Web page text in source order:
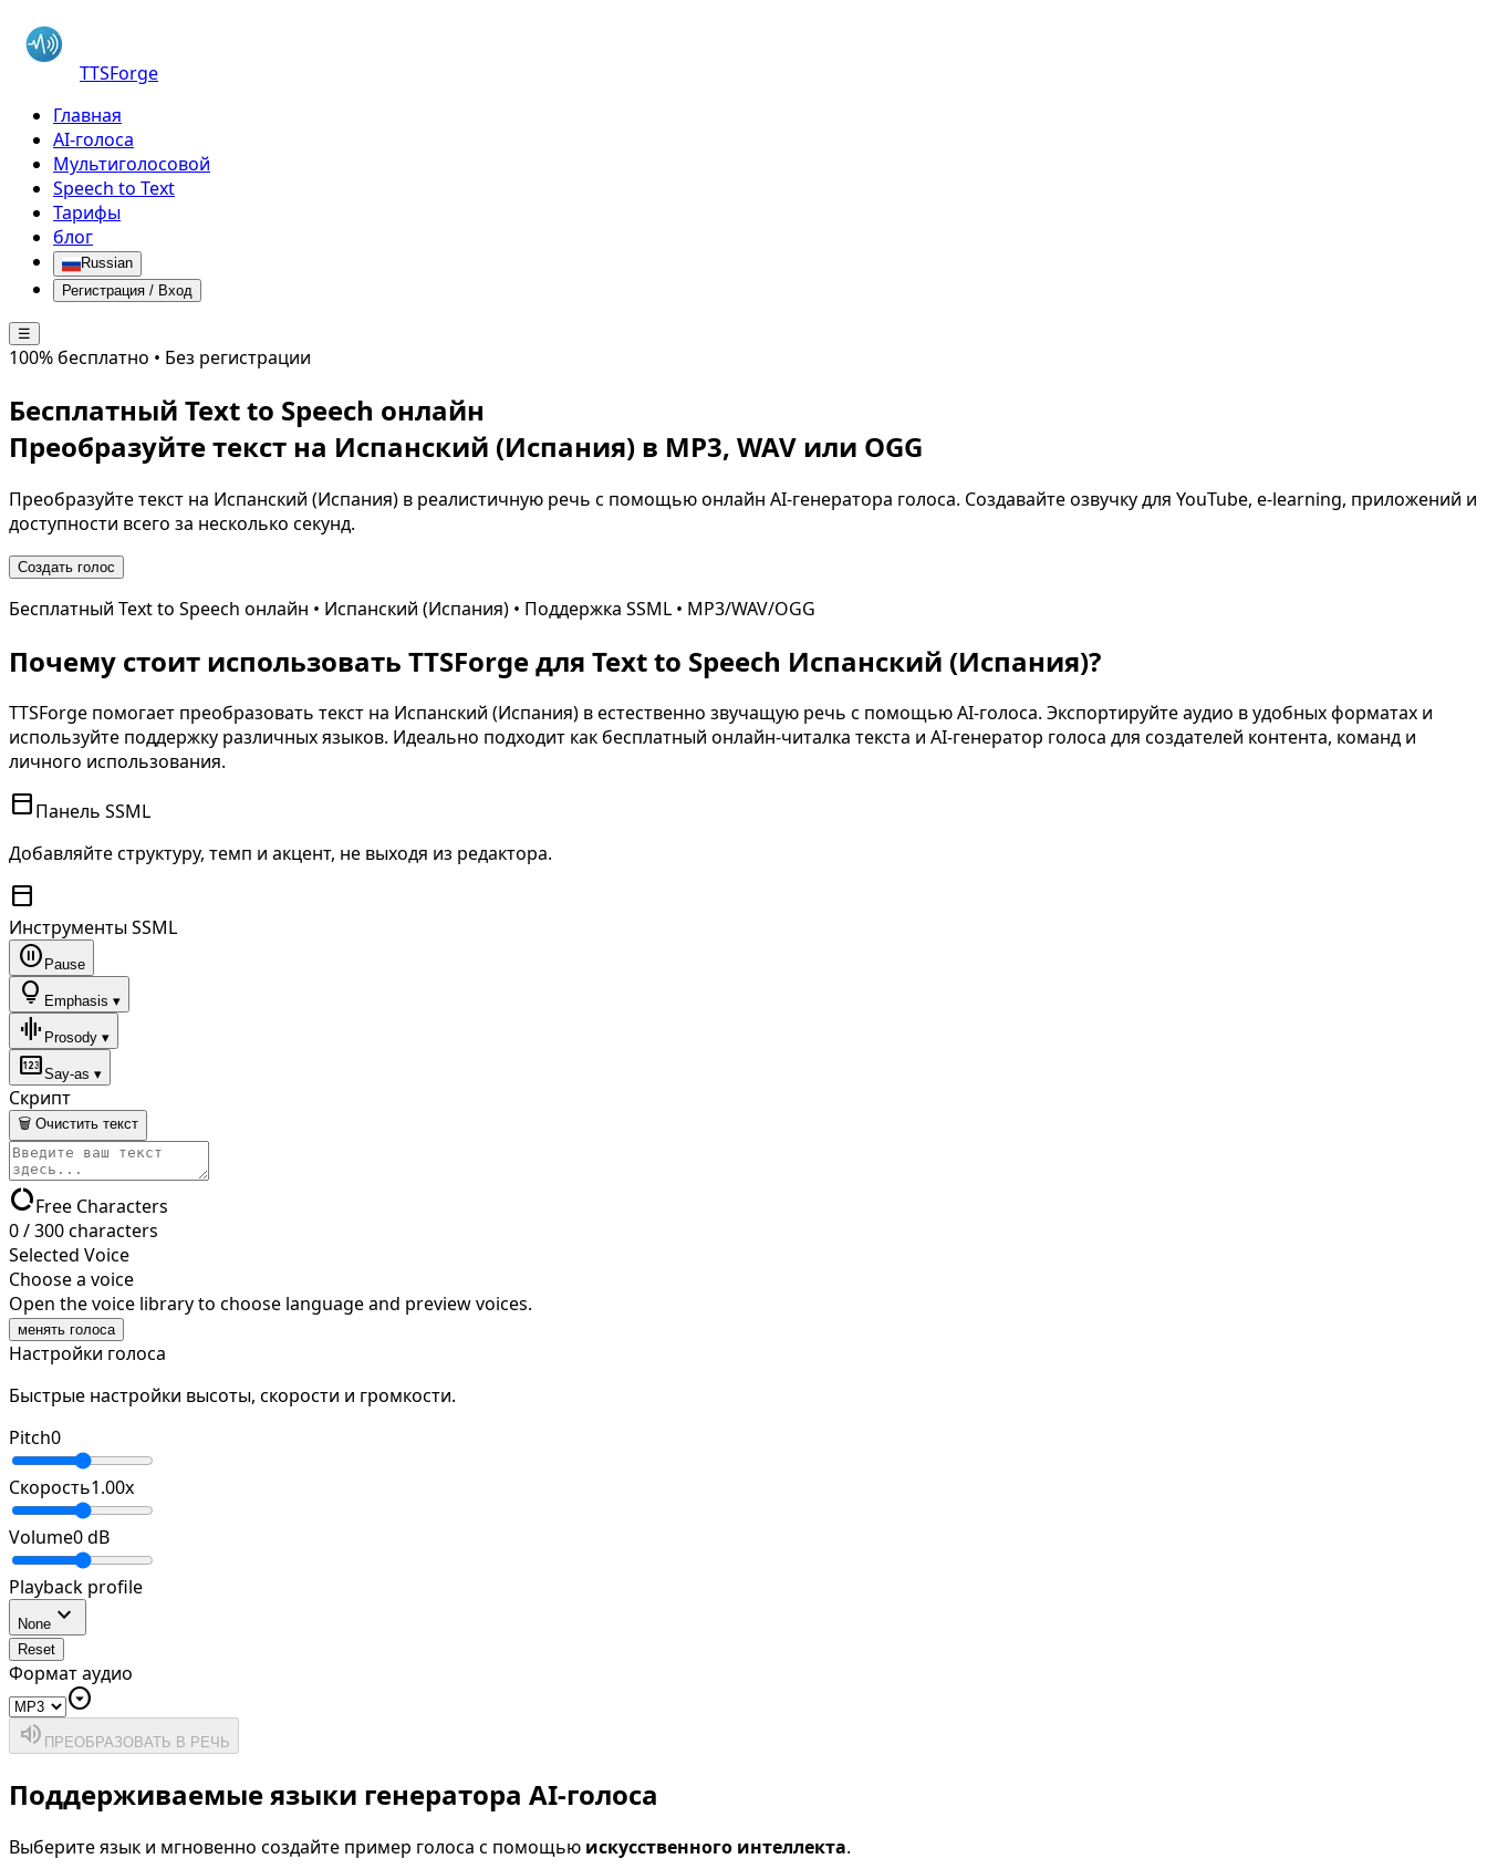
TTSForge
Главная
AI-голоса
Мультиголосовой
Speech to Text
Тарифы
блог
Russian
Регистрация / Вход
☰
100% бесплатно • Без регистрации
Бесплатный Text to Speech онлайн
Преобразуйте текст на Испанский (Испания) в MP3, WAV или OGG
Преобразуйте текст на Испанский (Испания) в реалистичную речь с помощью онлайн AI-генератора голоса. Создавайте озвучку для YouTube, e-learning, приложений и
доступности всего за несколько секунд.
Создать голос
Бесплатный Text to Speech онлайн • Испанский (Испания) • Поддержка SSML • MP3/WAV/OGG
Почему стоит использовать TTSForge для Text to Speech Испанский (Испания)?
TTSForge помогает преобразовать текст на Испанский (Испания) в естественно звучащую речь с помощью AI-голоса. Экспортируйте аудио в удобных форматах и
используйте поддержку различных языков. Идеально подходит как бесплатный онлайн-читалка текста и AI-генератор голоса для создателей контента, команд и
личного использования.
toolbarПанель SSML
Добавляйте структуру, темп и акцент, не выходя из редактора.
toolbar
Инструменты SSML
pause_circle Pause
lightbulb Emphasis ▾
graphic_eq Prosody ▾
pinSay-as ▾
Скрипт
🗑 Очистить текст
data_usageFree Characters
0/300characters
Selected Voice
Choose a voice
Open the voice library to choose language and preview voices.
менять голоса
Настройки голоса
Быстрые настройки высоты, скорости и громкости.
Pitch0
Скорость1.00x
Volume0dB
Playback profile
None expand_more
Reset
Формат аудио
arrow_drop_down_circle
volume_up ПРЕОБРАЗОВАТЬ В РЕЧЬ
Поддерживаемые языки генератора AI-голоса
Выберите язык и мгновенно создайте пример голоса с помощью искусственного интеллекта.